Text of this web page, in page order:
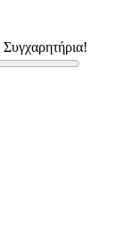
Συγχαρητήρια!